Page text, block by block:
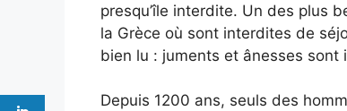
presqu’île interdite. Un des plus
la Grèce où sont interdites de
bien lu : juments et ânesses
Depuis 1200 ans, seuls des